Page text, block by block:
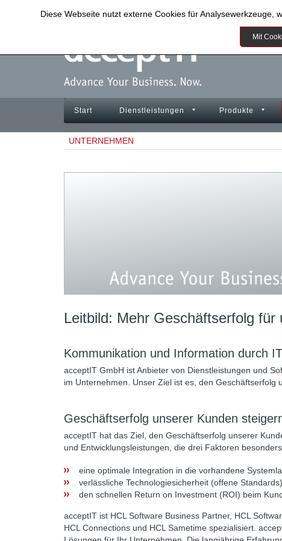
Start Dienstleistungen Produkte
UNTERNEHMEN
Leitbild: Mehr Geschäftserfolg für
Kommunikation und Information durch
acceptIT GmbH ist Anbieter von Dienstleistungen und
im Unternehmen. Unser Ziel ist es, den Geschäftserfolg
Geschäftserfolg unserer Kunden
acceptIT hat das Ziel, den Geschäftserfolg unserer
und Entwicklungsleistungen, die drei Faktoren
eine optimale Integration in die vorhandene
verlässliche Technologiesicherheit (offene Standards)
den schnellen Return on Investment (ROI) beim
acceptIT ist HCL Software Business Partner, HCL
HCL Connections und HCL Sametime spezialisiert.
Diese Webseite nutzt externe Cookies für Analysewerkzeuge,
Mit